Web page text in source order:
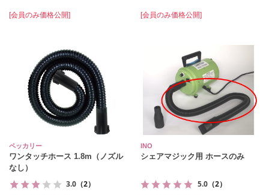
[会員のみ価格公開] [会員のみ価格公開]
ペッカリー
ワンタッチホース 1.8m（ノズル
なし）
3.0 （2）
INO
シェアマジック用 ホースのみ
5.0 （2）